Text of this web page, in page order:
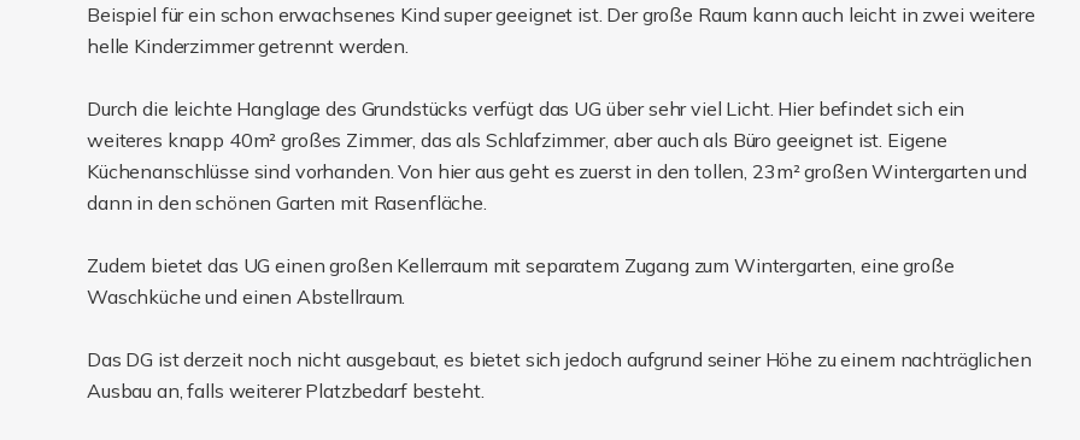
Beispiel für ein schon erwachsenes Kind super geeignet ist. Der große Raum kann auch leicht in zwei weitere
helle Kinderzimmer getrennt werden.
Durch die leichte Hanglage des Grundstücks verfügt das UG über sehr viel Licht. Hier befindet sich ein
weiteres knapp 40m² großes Zimmer, das als Schlafzimmer, aber auch als Büro geeignet ist. Eigene
Küchenanschlüsse sind vorhanden. Von hier aus geht es zuerst in den tollen, 23m² großen Wintergarten und
dann in den schönen Garten mit Rasenfläche.
Zudem bietet das UG einen großen Kellerraum mit separatem Zugang zum Wintergarten, eine große
Waschküche und einen Abstellraum.
Das DG ist derzeit noch nicht ausgebaut, es bietet sich jedoch aufgrund seiner Höhe zu einem nachträglichen
Ausbau an, falls weiterer Platzbedarf besteht.